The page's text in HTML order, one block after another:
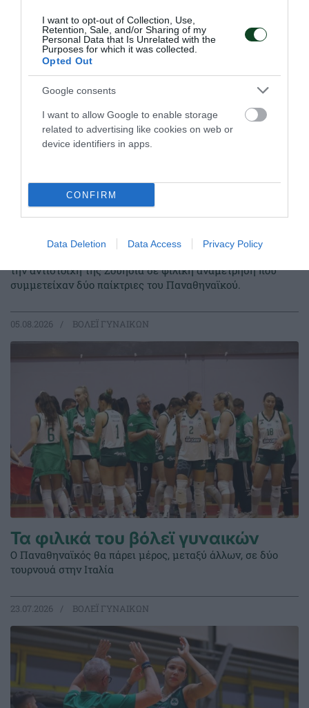
I want to opt-out of Collection, Use,
Retention, Sale, and/or Sharing of my
Personal Data that Is Unrelated with the
Purposes for which it was collected.
Opted Out
Google consents
I want to allow Google to enable storage
related to advertising like cookies on web or
device identifiers in apps.
CONFIRM
Data Deletion Data Access Privacy Policy
Φιλική ισοπαλία με διπλή
«πράσινη» συμμετοχή
την αντίστοιχη της Σουηδία σε φιλική αναμέτρηση που
συμμετείχαν δύο παίκτριες του Παναθηναϊκού.
05.08.2026 ΒΟΛΕΪ ΓΥΝΑΙΚΩΝ
Τα φιλικά του βόλεϊ γυναικών
Ο Παναθηναϊκός θα πάρει μέρος, μεταξύ άλλων, σε δύο
τουρνουά στην Ιταλία
23.07.2026 ΒΟΛΕΪ ΓΥΝΑΙΚΩΝ